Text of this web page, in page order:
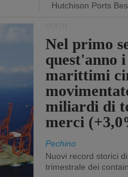
Hutchison Ports
Nel primo
quest'anno
marittimi
miliardi di
merci
Pechino
Nuovi record storici
trimestrale dei